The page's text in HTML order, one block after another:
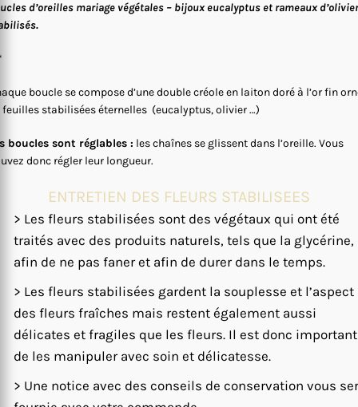
d’oreilles mariage végétales – bijoux eucalyptus et rameaux d’olivier
boucle se compose d’une double créole en laiton doré à l’or fin
feuilles stabilisées éternelles (eucalyptus, olivier …)
boucles sont réglables : les chaînes se glissent dans l’oreille. Vous
donc régler leur longueur.
ENTRETIEN DES FLEURS STABILISEES
> Les fleurs stabilisées sont des végétaux qui ont été
traités avec des produits naturels, tels que la glycérine,
afin de ne pas faner et afin de durer dans le temps.
> Les fleurs stabilisées gardent la souplesse et l’aspect
des fleurs fraîches mais restent également aussi
délicates et fragiles que les fleurs. Il est donc important
de les manipuler avec soin et délicatesse.
> Une notice avec des conseils de conservation vous